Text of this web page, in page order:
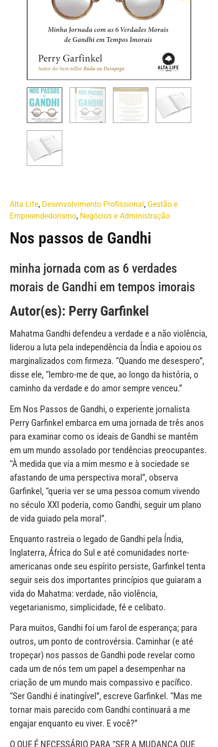
Alta Life, Desenvolvimento Profissional , Gestão e
Empreendedorismo, Negócios e Administração
Nos passos de Gandhi
minha jornada com as 6 verdades
morais de Gandhi em tempos imorais
Autor(es): Perry Garfinkel
Mahatma Gandhi defendeu a verdade e a não violência,
liderou a luta pela independência da Índia e apoiou os
marginalizados com firmeza. “Quando me desespero”,
disse ele, “lembro-me de que, ao longo da história, o
caminho da verdade e do amor sempre venceu.”
Em Nos Passos de Gandhi, o experiente jornalista
Perry Garfinkel embarca em uma jornada de três anos
para examinar como os ideais de Gandhi se mantêm
em um mundo assolado por tendências preocupantes.
“À medida que via a mim mesmo e à sociedade se
afastando de uma perspectiva moral”, observa
Garfinkel, “queria ver se uma pessoa comum vivendo
no século XXI poderia, como Gandhi, seguir um plano
de vida guiado pela moral”.
Enquanto rastreia o legado de Gandhi pela Índia,
Inglaterra, África do Sul e até comunidades norte-
americanas onde seu espírito persiste, Garfinkel tenta
seguir seis dos importantes princípios que guiaram a
vida do Mahatma: verdade, não violência,
vegetarianismo, simplicidade, fé e celibato.
Para muitos, Gandhi foi um farol de esperança; para
outros, um ponto de controvérsia. Caminhar (e até
tropeçar) nos passos de Gandhi pode revelar como
cada um de nós tem um papel a desempenhar na
criação de um mundo mais compassivo e pacífico.
“Ser Gandhi é inatingível”, escreve Garfinkel. “Mas me
tornar mais parecido com Gandhi continuará a me
engajar enquanto eu viver. E você?”
O QUE É NECESSÁRIO PARA “SER A MUDANÇA QUE